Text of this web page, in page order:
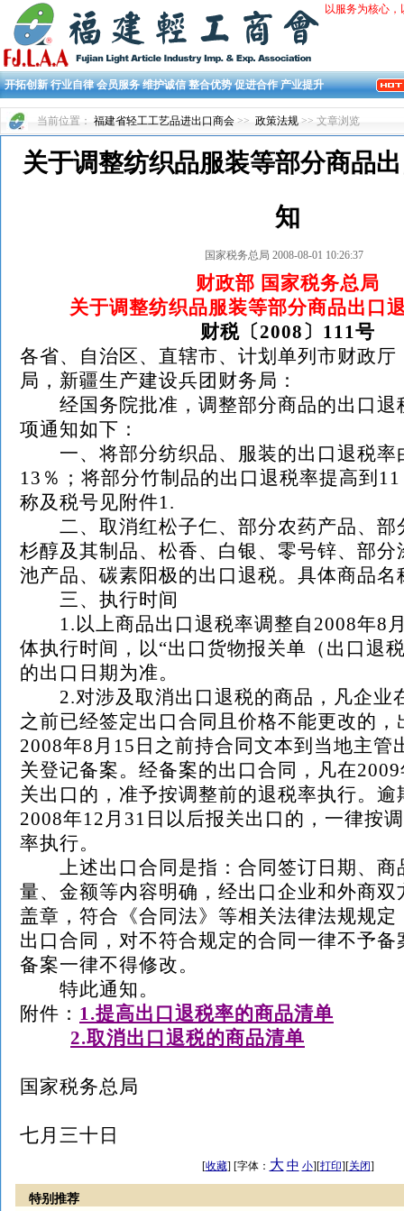
以服务为核心
开拓创新 行业自律 会员服务 维护诚信 整合优势 促进合作 产业提升
当前位置： 福建省轻工工艺品进出口商会 >> 政策法规 >> 文章浏览
关于调整纺织品服装等部分商品
知
国家税务总局 2008-08-01 10:26:37
财政部 国家税务总局
关于调整纺织品服装等部分商品出口
财税〔2008〕111号
各省、自治区、直辖市、计划单列市财政厅
局，新疆生产建设兵团财务局：
经国务院批准，调整部分商品的出口退
项通知如下：
一、将部分纺织品、服装的出口退税率
13％；将部分竹制品的出口退税率提高到
称及税号见附件1.
二、取消红松子仁、部分农药产品、部
杉醇及其制品、松香、白银、零号锌、部分
池产品、碳素阳极的出口退税。具体商品名
三、执行时间
1.以上商品出口退税率调整自2008年8
体执行时间，以“出口货物报关单（出口退
的出口日期为准。
2.对涉及取消出口退税的商品，凡企业
之前已经签定出口合同且价格不能更改的，
2008年8月15日之前持合同文本到当地主管
关登记备案。经备案的出口合同，凡在
关出口的，准予按调整前的退税率执行。
2008年12月31日以后报关出口的，一律按
率执行。
上述出口合同是指：合同签订日期、商
量、金额等内容明确，经出口企业和外商双
盖章，符合《合同法》等相关法律法规规定
出口合同，对不符合规定的合同一律不予
备案一律不得修改。
特此通知。
附件： 1.提高出口退税率的商品清单
2.取消出口退税的商品清单
国家税务总局
七月三十日
[收藏] [字体： 大 中 小][打印][关闭]
特别推荐